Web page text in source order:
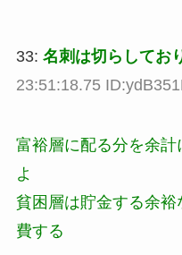
33: 名刺は切らしてお
23:51:18.75
富裕層に配る分を余
よ
貧困層は貯金する余
費する